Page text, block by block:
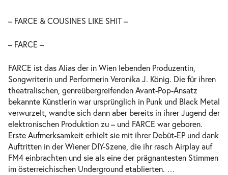
– FARCE & COUSINES LIKE SHIT –
– FARCE –
FARCE ist das Alias der in Wien lebenden Produzentin,
Songwriterin und Performerin Veronika J. König. Die für ihren
theatralischen, genreübergreifenden Avant-Pop-Ansatz
bekannte Künstlerin war ursprünglich in Punk und Black Metal
verwurzelt, wandte sich dann aber bereits in ihrer Jugend der
elektronischen Produktion zu – und FARCE war geboren.
Erste Aufmerksamkeit erhielt sie mit ihrer Debüt-EP und dank
Auftritten in der Wiener DIY-Szene, die ihr rasch Airplay auf
FM4 einbrachten und sie als eine der prägnantesten Stimmen
im österreichischen Underground etablierten. …